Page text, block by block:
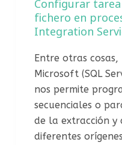
Configurar
fichero en
Integration
Entre otras
Microsoft (SQL
nos permite
secuenciales o
de la extracción y
diferentes